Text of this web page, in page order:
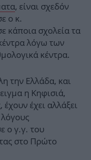
, είναι σχεδόν
ο κ.
κάποια σχολεία τα
λόγω των
κέντρα.
την Ελλάδα, και
η Κηφισιά,
έχει αλλάξει
ο γ.γ. του
στο Πρώτο